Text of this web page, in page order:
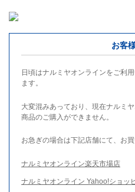
お客
日頃はナルミヤオンラインをご利
ます。
大変混みあっており、現在ナルミ
商品のご購入ができません。
お急ぎの場合は下記店舗にて、お買
ナルミヤオンライン楽天市場店
ナルミヤオンライン Yahoo!ショッ